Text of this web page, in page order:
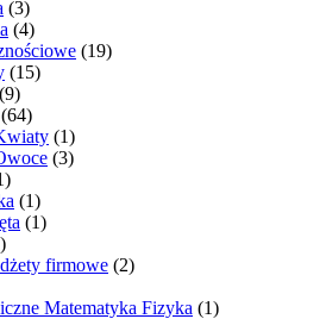
(3)
(4)
(19)
(15)
(9)
(64)
(1)
(3)
(1)
(1)
firmowe (2)
Matematyka Fizyka (1)